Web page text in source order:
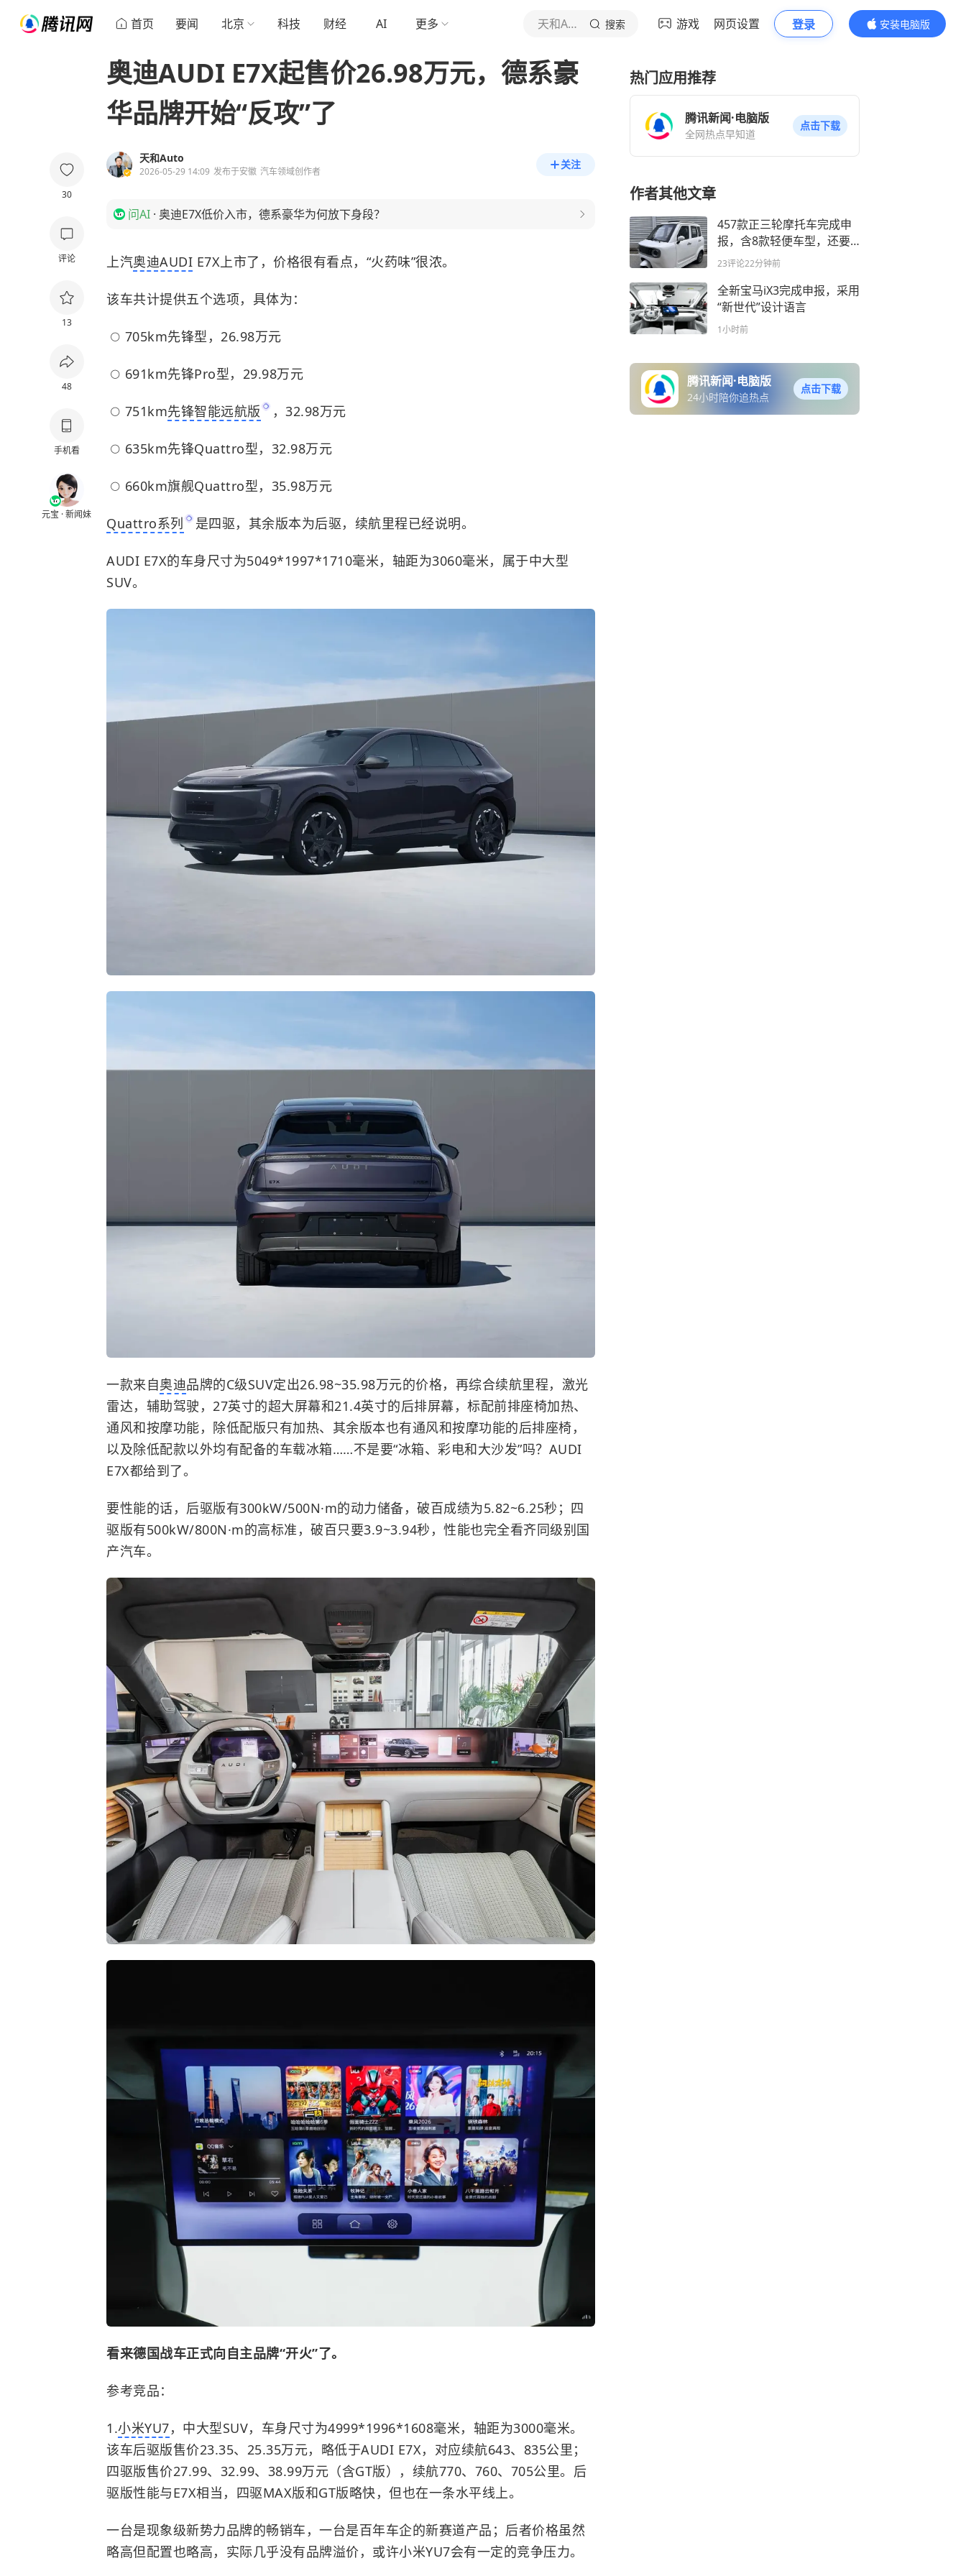
首页 要闻 北京 科技 财经 AI 更多 天和Auto 搜索 游戏 网页设置 登录
安装电脑版
内容更精彩
30
评论
13
48
手机看
元宝 · 新闻妹
奥迪AUDI E7X起售价26.98万元，德系豪
华品牌开始“反攻”了
天和Auto
2026-05-29 14:09 发布于安徽 汽车领域创作者
关注
问AI · 奥迪E7X低价入市，德系豪华为何放下身段？
上汽奥迪AUDI E7X上市了，价格很有看点，“火药味”很浓。
该车共计提供五个选项，具体为：
705km先锋型，26.98万元
691km先锋Pro型，29.98万元
751km先锋智能远航版 ，32.98万元
635km先锋Quattro型，32.98万元
660km旗舰Quattro型，35.98万元
Quattro系列 是四驱，其余版本为后驱，续航里程已经说明。
AUDI E7X的车身尺寸为5049*1997*1710毫米，轴距为3060毫米，属于中大型
SUV。
一款来自奥迪品牌的C级SUV定出26.98~35.98万元的价格，再综合续航里程，激光
雷达，辅助驾驶，27英寸的超大屏幕和21.4英寸的后排屏幕，标配前排座椅加热、
通风和按摩功能，除低配版只有加热、其余版本也有通风和按摩功能的后排座椅，
以及除低配款以外均有配备的车载冰箱……不是要“冰箱、彩电和大沙发”吗？AUDI
E7X都给到了。
要性能的话，后驱版有300kW/500N·m的动力储备，破百成绩为5.82~6.25秒；四
驱版有500kW/800N·m的高标准，破百只要3.9~3.94秒，性能也完全看齐同级别国
产汽车。
看来德国战车正式向自主品牌“开火”了。
参考竞品：
1.小米YU7，中大型SUV，车身尺寸为4999*1996*1608毫米，轴距为3000毫米。
该车后驱版售价23.35、25.35万元，略低于AUDI E7X，对应续航643、835公里；
四驱版售价27.99、32.99、38.99万元（含GT版），续航770、760、705公里。后
驱版性能与E7X相当，四驱MAX版和GT版略快，但也在一条水平线上。
一台是现象级新势力品牌的畅销车，一台是百年车企的新赛道产品；后者价格虽然
略高但配置也略高，实际几乎没有品牌溢价，或许小米YU7会有一定的竞争压力。
热门应用推荐
腾讯新闻·电脑版
全网热点早知道
点击下载
作者其他文章
457款正三轮摩托车完成申
报，含8款轻便车型，还要
“老头乐”吗？
23评论22分钟前
全新宝马iX3完成申报，采用
“新世代”设计语言
1小时前
腾讯新闻·电脑版
24小时陪你追热点
点击下载